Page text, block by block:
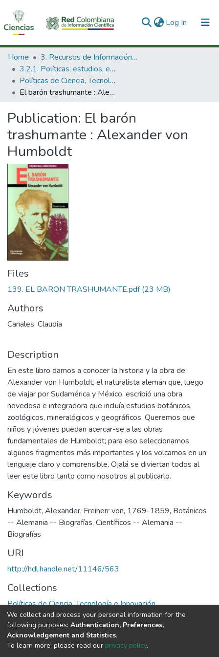
Log In (current)
Communities & Collections
All of DSpace
Statistics
Home
3. Recursos de Información Científica y Tecnológica
3.2.1. Políticas, estudios, evaluaciones e indicadores de CTeI
Políticas de Ciencia, Tecnología e Innovación
El barón trashumante : Alexander von Humboldt
Publication: El barón
trashumante : Alexander von
Humboldt
Files
139. EL BARON TRASHUMANTE.pdf(23 MB)
Authors
Canales, Claudia
Description
En este libro damos a conocer la historia y la obra de
Alexander von Humboldt, el naturalista alemán que, luego
de viajar por Sudamérica y México, escribió una obra
novedosa e integradora que incluía estudios botánicos,
zoológicos, mineralógicos y geográficos. Queremos que
niños y jóvenes puedan acercar-se a las obras
fundamentales de Humboldt; para eso seleccionamos
algunos fragmentos más importantes y los volcamos en un
lenguaje claro y comprensible. Ojalá se diviertan todos al
leer este libro tanto como nosotros al publicarlo.
Keywords
Humboldt, Alexander, Freiherr von, 1769-1859, Botánicos
-- Alemania -- Biografías, Científicos -- Alemania --
Biografías
URI
http://hdl.handle.net/11146/563
Collections
Políticas de Ciencia, Tecnología e Innovación
Full item page
DSpace software copyright © 2002-2026
We collect and process your personal information for the
following purposes: Authentication, Preferences,
Acknowledgement and Statistics.
To learn more, please read our privacy policy.